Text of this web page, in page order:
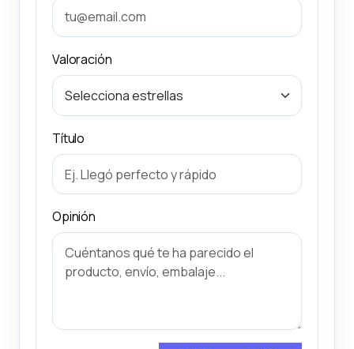
Valoración
Título
Opinión